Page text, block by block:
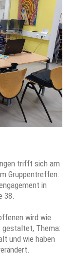
trifft sich am
Gruppentreffen.
in
38.
wird wie
gestaltet, Thema:
und wie haben